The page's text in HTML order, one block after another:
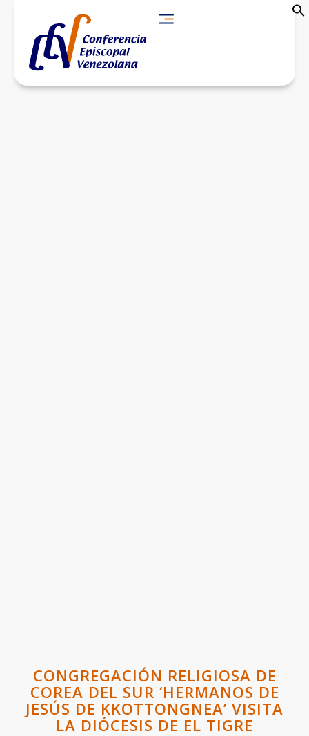
CONGREGACIÓN RELIGIOSA DE
COREA DEL SUR ‘HERMANOS DE
JESÚS DE KKOTTONGNEA’ VISITA
LA DIÓCESIS DE EL TIGRE